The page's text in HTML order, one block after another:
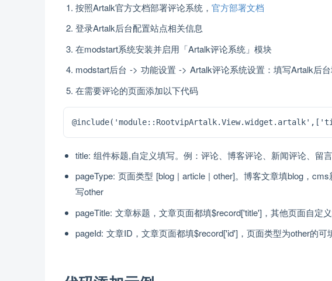
按照Artalk官方文档部署评论系统， 官方部署文档
登录Artalk后台配置站点相关信息
在modstart系统安装并启用「Artalk评论系统」模块
modstart后台 -> 功能设置 -> Artalk评论系统设置：填写Artalk后
在需要评论的页面添加以下代码
title: 组件标题,自定义填写。例：评论、博客评论、新闻评论、留
pageType: 页面类型 [blog | article | other]。博客文章填blog，
写other
pageTitle: 文章标题，文章页面都填$record['title']，其他页面自定
pageId: 文章ID，文章页面都填$record['id']，页面类型为other的可